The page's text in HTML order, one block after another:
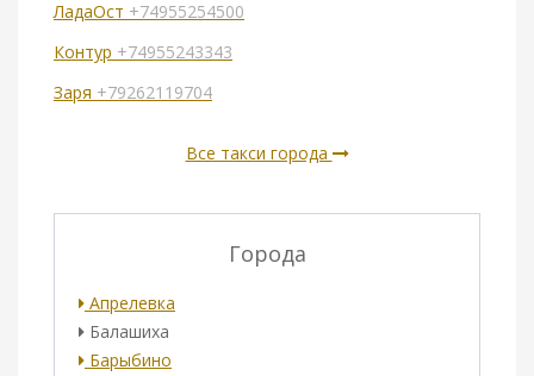
ЛадаОст +74955254500
Контур +74955243343
Заря +79262119704
Все такси города
Города
Апрелевка
Балашиха
Барыбино